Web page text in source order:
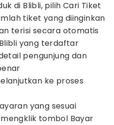
di Blibli, pilih Cari Tiket
tiket yang diinginkan
terisi secara otomatis
yang terdaftar
pengunjung dan
ke proses
yang sesuai
tombol Bayar